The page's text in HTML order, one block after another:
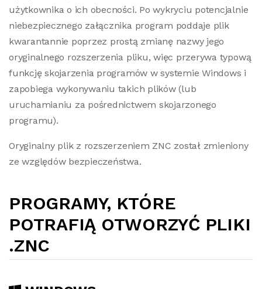
użytkownika o ich obecności. Po wykryciu potencjalnie
niebezpiecznego załącznika program poddaje plik
kwarantannie poprzez prostą zmianę nazwy jego
oryginalnego rozszerzenia pliku, więc przerywa typową
funkcję skojarzenia programów w systemie Windows i
zapobiega wykonywaniu takich plików (lub
uruchamianiu za pośrednictwem skojarzonego
programu).
Oryginalny plik z rozszerzeniem ZNC został zmieniony
ze względów bezpieczeństwa.
PROGRAMY, KTÓRE
POTRAFIĄ OTWORZYĆ PLIKI
.ZNC